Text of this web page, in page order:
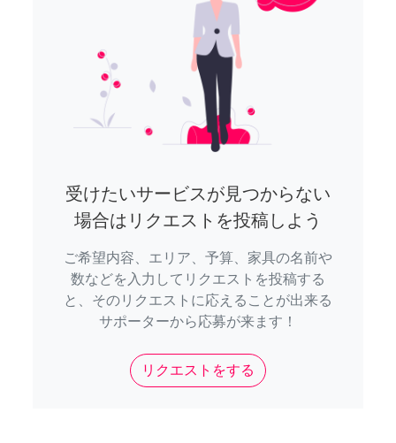
受けたいサービスが見つからない
場合はリクエストを投稿しよう
ご希望内容、エリア、予算、家具の名前や
数などを入力してリクエストを投稿する
と、そのリクエストに応えることが出来る
サポーターから応募が来ます！
リクエストをする